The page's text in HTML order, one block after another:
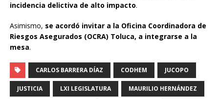
incidencia delictiva de alto impacto.
Asimismo, se acordó invitar a la Oficina Coordinadora de
Riesgos Asegurados (OCRA) Toluca, a integrarse a la
mesa.
CARLOS BARRERA DÍAZ CODHEM JUCOPO
JUSTICIA LXI LEGISLATURA MAURILIO HERNÁNDEZ